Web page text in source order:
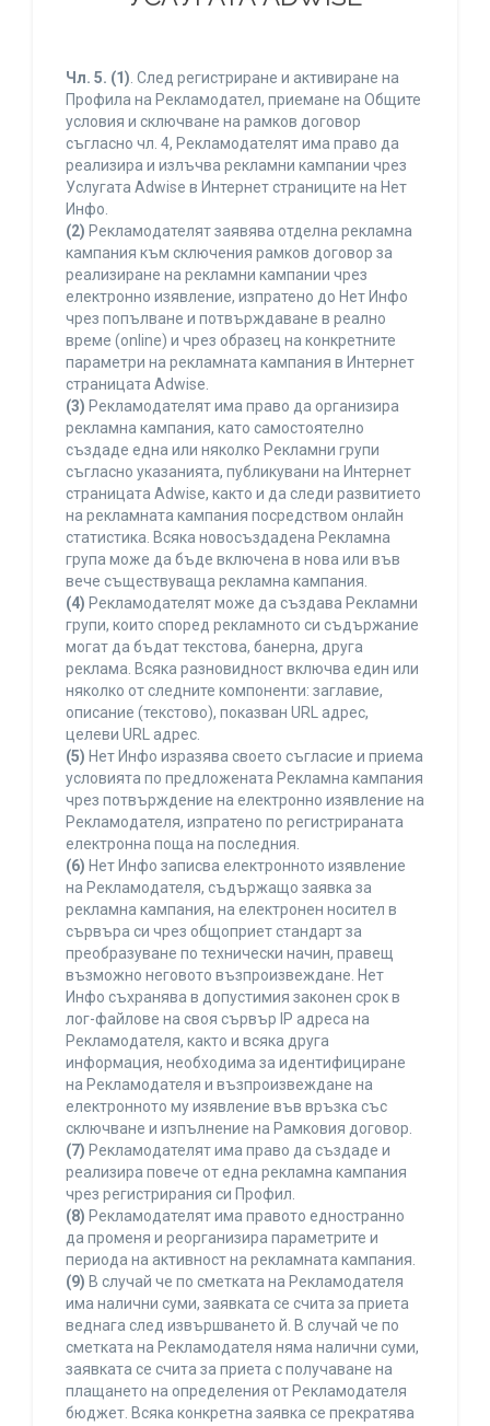
Чл. 5. (1). След регистриране и активиране на
Профила на Рекламодател, приемане на Общите
условия и сключване на рамков договор
съгласно чл. 4, Рекламодателят има право да
реализира и излъчва рекламни кампании чрез
Услугата Adwise в Интернет страниците на Нет
Инфо.
(2) Рекламодателят заявява отделна рекламна
кампания към сключения рамков договор за
реализиране на рекламни кампании чрез
електронно изявление, изпратено до Нет Инфо
чрез попълване и потвърждаване в реално
време (online) и чрез образец на конкретните
параметри на рекламната кампания в Интернет
страницата Adwise.
(3) Рекламодателят има право да организира
рекламна кампания, като самостоятелно
създаде една или няколко Рекламни групи
съгласно указанията, публикувани на Интернет
страницата Adwise, както и да следи развитието
на рекламната кампания посредством онлайн
статистика. Всяка новосъздадена Рекламна
група може да бъде включена в нова или във
вече съществуваща рекламна кампания.
(4) Рекламодателят може да създава Рекламни
групи, които според рекламното си съдържание
могат да бъдат текстова, банерна, друга
реклама. Всяка разновидност включва един или
няколко от следните компоненти: заглавие,
описание (текстово), показван URL адрес,
целеви URL адрес.
(5) Нет Инфо изразява своето съгласие и приема
условията по предложената Рекламна кампания
чрез потвърждение на електронно изявление на
Рекламодателя, изпратено по регистрираната
електронна поща на последния.
(6) Нет Инфо записва електронното изявление
на Рекламодателя, съдържащо заявка за
рекламна кампания, на електронен носител в
сървъра си чрез общоприет стандарт за
преобразуване по технически начин, правещ
възможно неговото възпроизвеждане. Нет
Инфо съхранява в допустимия законен срок в
лог-файлове на своя сървър IP адреса на
Рекламодателя, както и всяка друга
информация, необходима за идентифициране
на Рекламодателя и възпроизвеждане на
електронното му изявление във връзка със
сключване и изпълнение на Рамковия договор.
(7) Рекламодателят има право да създаде и
реализира повече от една рекламна кампания
чрез регистрирания си Профил.
(8) Рекламодателят има правото едностранно
да променя и реорганизира параметрите и
периода на активност на рекламната кампания.
(9) В случай че по сметката на Рекламодателя
има налични суми, заявката се счита за приета
веднага след извършването й. В случай че по
сметката на Рекламодателя няма налични суми,
заявката се счита за приета с получаване на
плащането на определения от Рекламодателя
бюджет. Всяка конкретна заявка се прекратява